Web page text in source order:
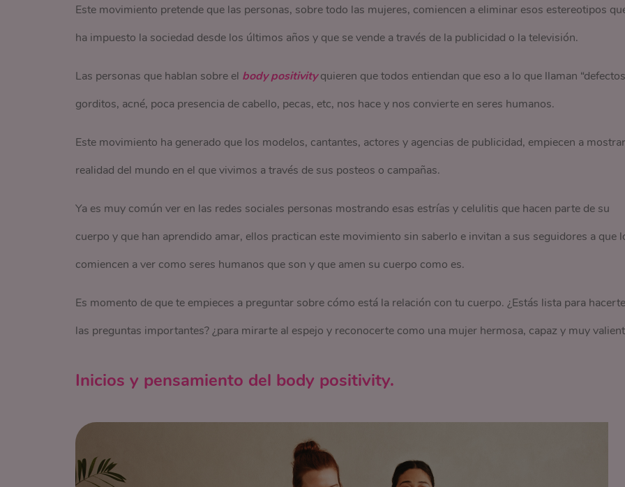
Este movimiento pretende que las personas, sobre todo las mujeres, comiencen a eliminar esos estereotipos
ha impuesto la sociedad desde los últimos años y que se vende a través de la publicidad o la televisión.
Las personas que hablan sobre el body positivityquieren que todos entiendan que eso a lo que llaman
gorditos, acné, poca presencia de cabello, pecas, etc, nos hace y nos convierte en seres humanos.
Este movimiento ha generado que los modelos, cantantes, actores y agencias de publicidad, empiecen a
realidad del mundo en el que vivimos a través de sus posteos o campañas.
Ya es muy común ver en las redes sociales personas mostrando esas estrías y celulitis que hacen parte de su
cuerpo y que han aprendido amar, ellos practican este movimiento sin saberlo e invitan a sus seguidores a que
comiencen a ver como seres humanos que son y que amen su cuerpo como es.
Es momento de que te empieces a preguntar sobre cómo está la relación con tu cuerpo. ¿Estás lista para hacerte
las preguntas importantes? ¿para mirarte al espejo y reconocerte como una mujer hermosa, capaz y muy
Inicios y pensamiento del body positivity.